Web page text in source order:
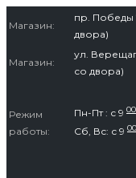
содержимому
Магазин:
пр. Победы
двора)
Магазин:
ул.
со двора)
Режим
работы:
Пн-Пт : с 9 00
Сб, Вс: с 9 00